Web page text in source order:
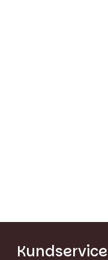
Kundservice